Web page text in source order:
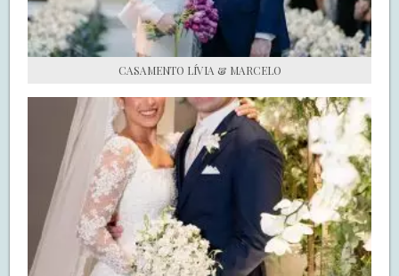
CASAMENTO LÍVIA & MARCELO